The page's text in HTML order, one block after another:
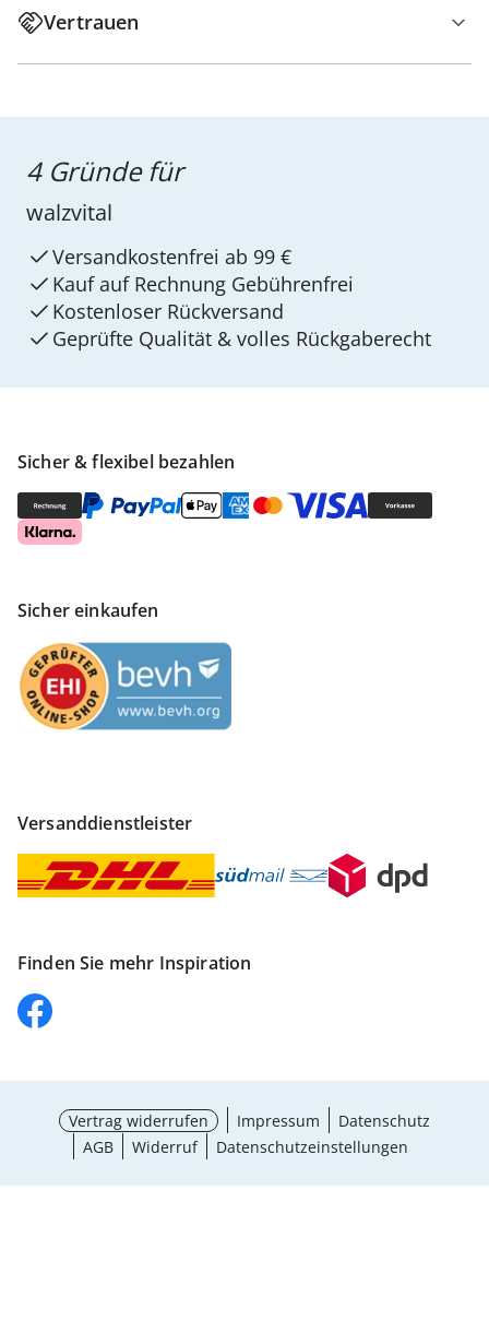
Vertrauen
Sicher & flexibel bezahlen
Sicher einkaufen
Versanddienstleister
Finden Sie mehr Inspiration
4 Gründe für
walzvital
Versandkostenfrei ab 99 €
Kauf auf Rechnung Gebührenfrei
Kostenloser Rückversand
Geprüfte Qualität & volles Rückgaberecht
Vertrag widerrufen Impressum
Datenschutz
AGB
Widerruf Datenschutzeinstellungen